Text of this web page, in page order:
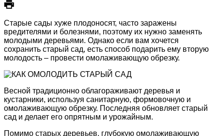
Старые сады хуже плодоносят, часто заражены
вредителями и болезнями, поэтому их нужно заменять
молодыми деревьями. Однако если вам хочется
сохранить старый сад, есть способ подарить ему вторую
молодость – провести омолаживающую обрезку.
Весной традиционно облагораживают деревья и
кустарники, используя санитарную, формовочную и
омолаживающую обрезку. Последняя обновляет старый
сад и делает его опрятным и урожайным.
Помимо старых деревьев, глубокую омолаживающую